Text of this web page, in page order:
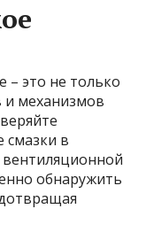
– это не только
и механизмов
смазки в
обнаружить